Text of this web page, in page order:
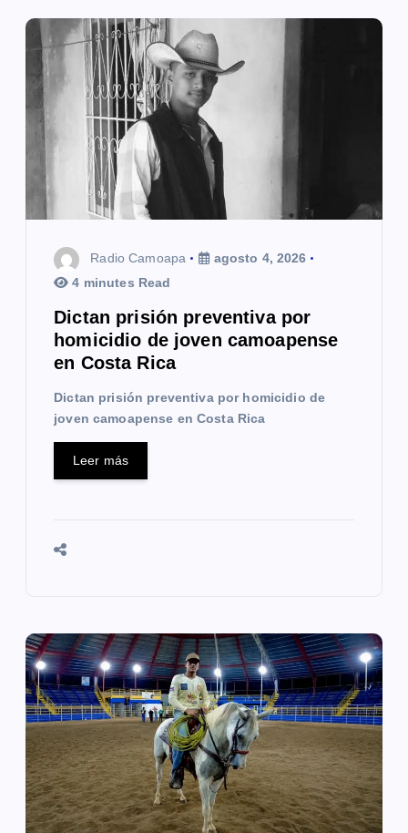
ó
e
n
Radio Camoapa
agosto 4, 2026
4 minutes Read
Dictan prisión preventiva por
homicidio de joven camoapense
en Costa Rica
Dictan prisión preventiva por homicidio de
joven camoapense en Costa Rica
Leer más